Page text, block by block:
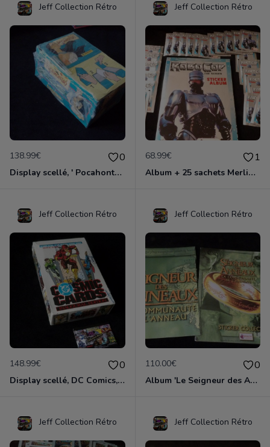
Jeff Collection Rétro
138.99€ 0
Display scellé, ' Pocahontas ', Panini UE 1994
Jeff Collection Rétro
68.99€ 1
Album + 25 sachets Merlin Collection ' Robocop: La série TV ' édition 1995
Jeff Collection Rétro
148.99€ 0
Display scellé, DC Comics, série Cosmic Cards 1991
Jeff Collection Rétro
110.00€ 0
Album 'Le Seigneur des Anneaux: La Communauté de l'Anneau' Merlin Collec. 2001
Jeff Collection Rétro Jeff Collection Rétro